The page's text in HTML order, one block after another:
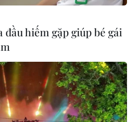
đầu hiếm gặp giúp bé gái